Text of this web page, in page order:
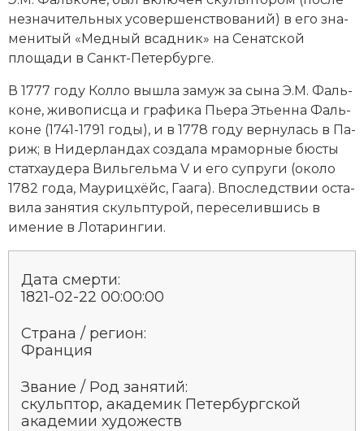
Социально-экономическая история
Специальные исторические дисциплины
СССР
Южная Америка
не­зна­чительных усо­вер­шен­ст­во­ва­ний) в его зна­
ме­ни­тый «Мед­ный всад­ник» на Се­нат­ской
площади в Санкт-Пе­тер­бур­ге.
В 1777 году Колло вы­шла за­муж за сы­на Э.М. Фаль­
ко­не, жи­во­пис­ца и гра­фи­ка Пье­ра Эть­ен­на Фаль­
ко­не (1741-1791 годы), и в 1778 году вер­ну­лась в Па­
риж; в Ни­дер­лан­дах соз­да­ла мра­мор­ные бюс­ты
стат­хау­де­ра Виль­гель­ма V и его суп­ру­ги (около
1782 года, Мау­риц­хёйс, Гаа­га). Впо­след­ст­вии ос­та­
ви­ла за­ня­тия скульп­ту­рой, пе­ре­се­лив­шись в
име­ние в Ло­та­рин­гии.
Дата смерти:
1821-02-22 00:00:00
Страна / регион:
Франция
Звание / Род занятий:
скульптор, академик Петербургской
академии художеств